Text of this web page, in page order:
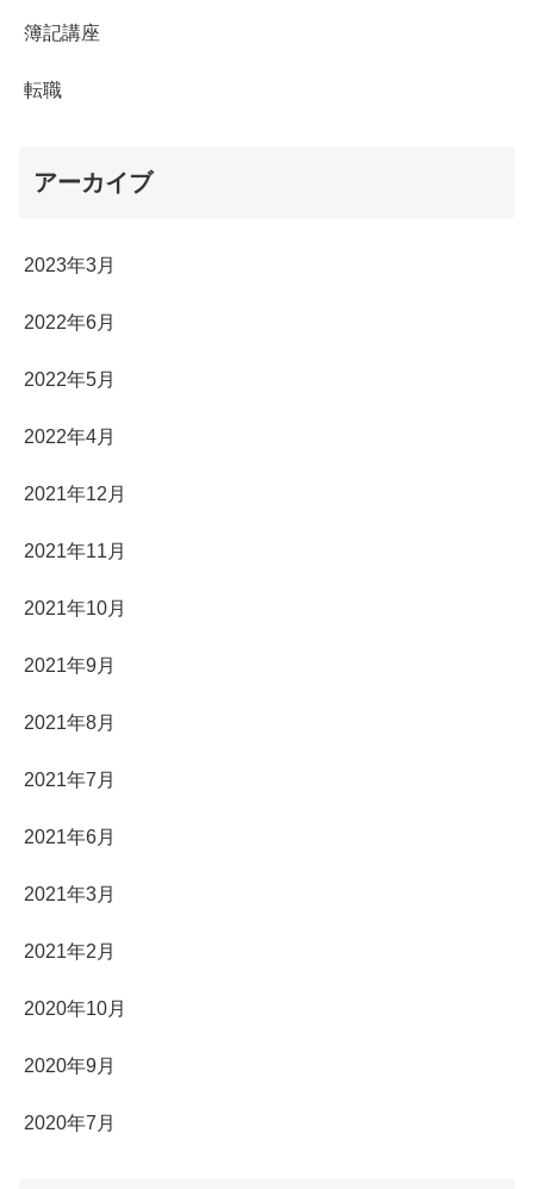
簿記講座
転職
アーカイブ
2023年3月
2022年6月
2022年5月
2022年4月
2021年12月
2021年11月
2021年10月
2021年9月
2021年8月
2021年7月
2021年6月
2021年3月
2021年2月
2020年10月
2020年9月
2020年7月